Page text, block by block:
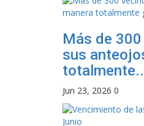
Más de
sus
Jun 23, 2026 0